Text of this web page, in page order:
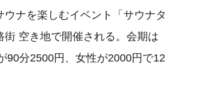
ナを楽しむイベント「サウナタ
空き地で開催される。会期は
90分2500円、女性が2000円で12